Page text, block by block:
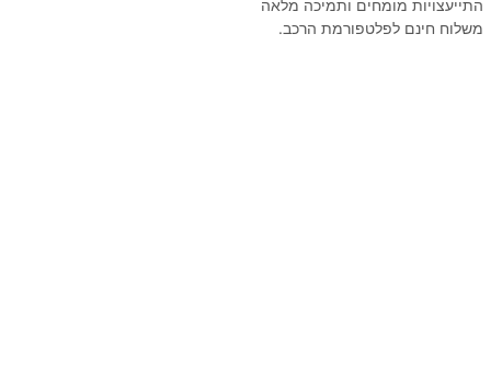
התייעצויות מומחים ותמיכה מלאה
משלוח חינם לפלטפורמת הרכב.